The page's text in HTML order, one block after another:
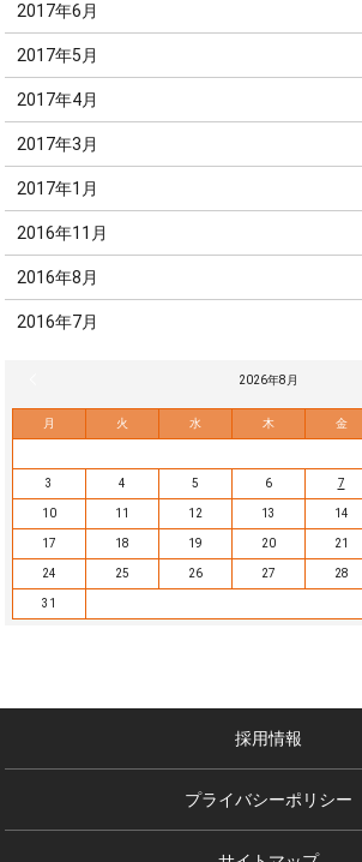
2017年6月
2017年5月
2017年4月
2017年3月
2017年1月
2016年11月
2016年8月
2016年7月
2026年8月
月 火 水 木 金
3 4 5 6 7
10 11 12 13 14
17 18 19 20 21
24 25 26 27 28
31
採用情報
プライバシーポリシー